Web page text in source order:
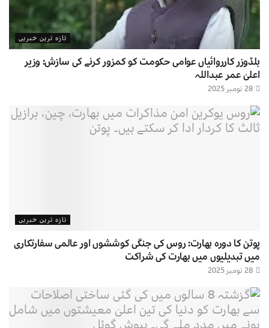
تازہ ترین خبریں
بلڈوزر کارروائیاں عوامی حکومت کو کمزور کرنے کی سازش: وزیر
اعلیٰ عمر عبداللہ
تازہ ترین خبریں
پوتن کا دورہ بھارت: روس کی جنگی کوششوں اور عالمی سفارتکاری
میں تبدیلیوں میں بھارت کی شراکت